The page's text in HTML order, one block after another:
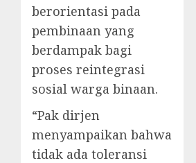
berorientasi pada
pembinaan yang
berdampak bagi
proses reintegrasi
sosial warga binaan.
“Pak dirjen
menyampaikan bahwa
tidak ada toleransi